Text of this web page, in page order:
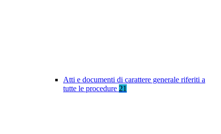
Atti e documenti di carattere generale riferiti a
tutte le procedure 21